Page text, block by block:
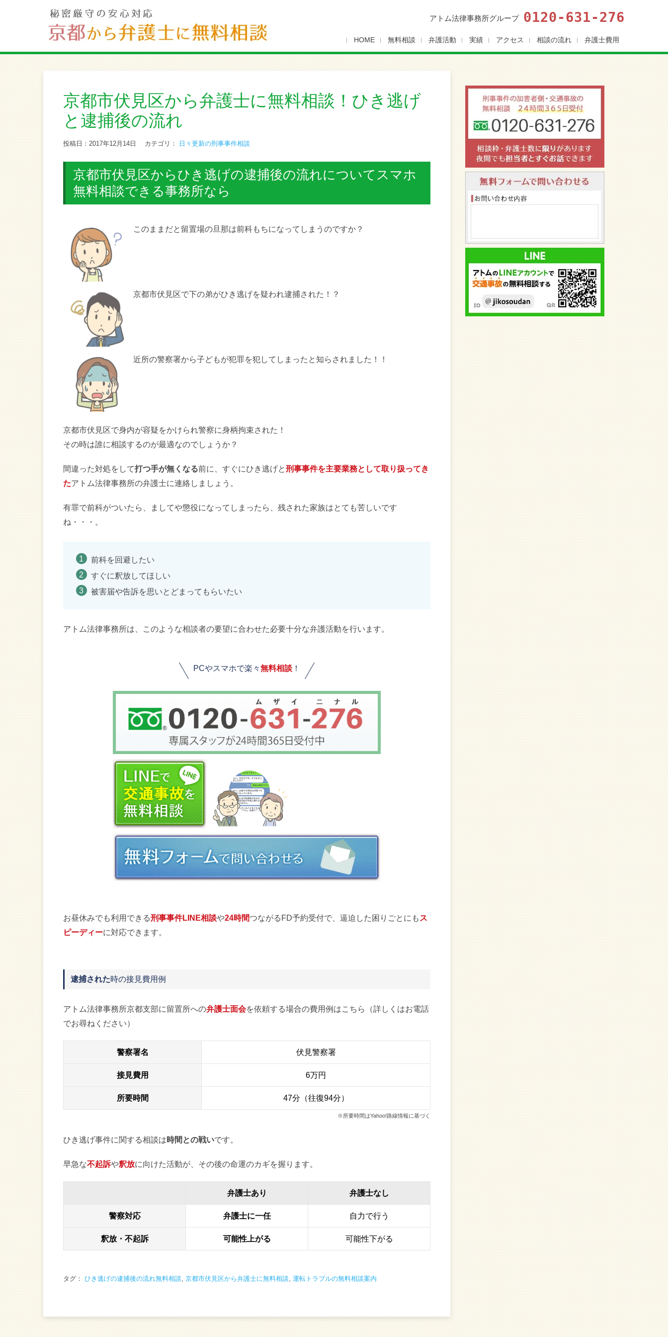
アトム法律事務所グループ 0120-631-276
HOME 無料相談 弁護活動 実績 アクセス 相談の流れ 弁護士費用
京都市伏見区から弁護士に無料相談！ひき逃げ
と逮捕後の流れ
投稿日：2017年12月14日 カテゴリ： 日々更新の刑事事件相談
京都市伏見区からひき逃げの逮捕後の流れについてスマホ
無料相談できる事務所なら
このままだと留置場の旦那は前科もちになってしまうのですか？
京都市伏見区で下の弟がひき逃げを疑われ逮捕された！？
近所の警察署から子どもが犯罪を犯してしまったと知らされました！！
京都市伏見区で身内が容疑をかけられ警察に身柄拘束された！
その時は誰に相談するのが最適なのでしょうか？
間違った対処をして打つ手が無くなる前に、すぐにひき逃げと刑事事件を主要業務として取り扱ってき
たアトム法律事務所の弁護士に連絡しましょう。
有罪で前科がついたら、ましてや懲役になってしまったら、残された家族はとても苦しいです
ね・・・。
前科を回避したい
すぐに釈放してほしい
被害届や告訴を思いとどまってもらいたい
アトム法律事務所は、このような相談者の要望に合わせた必要十分な弁護活動を行います。
PCやスマホで楽々無料相談 ！
お昼休みでも利用できる刑事事件LINE相談や24時間つながるFD予約受付で、逼迫した困りごとにも ス
ピーディーに対応できます。
逮捕された時の接見費用例
アトム法律事務所京都支部に留置所への弁護士面会を依頼する場合の費用例はこちら（詳しくはお電話
でお尋ねください）
警察署名 伏見警察署
接見費用 6万円
所要時間 47分（往復94分）
※所要時間はYahoo!路線情報に基づく
ひき逃げ事件に関する相談は時間との戦いです。
早急な不起訴や釈放に向けた活動が、その後の命運のカギを握ります。
弁護士あり 弁護士なし
警察対応 弁護士に一任 自力で行う
釈放・不起訴 可能性上がる 可能性下がる
タグ： ひき逃げの逮捕後の流れ無料相談 京都市伏見区から弁護士に無料相談 運転トラブルの無料相談案内